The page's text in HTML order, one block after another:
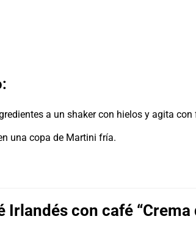
a un shaker con hielos y agita con
una copa de Martini fría.
Irlandés con café “Crema